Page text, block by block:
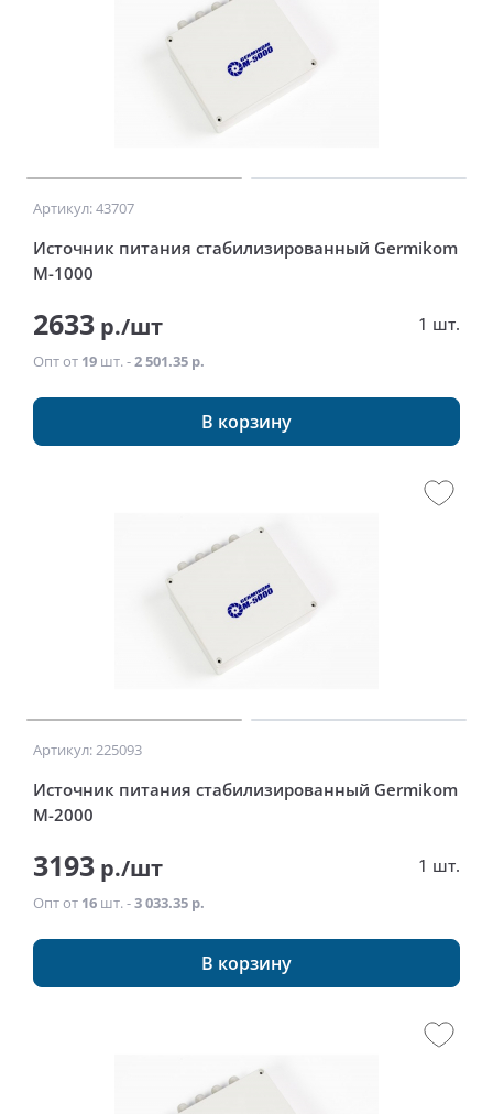
Артикул: 43707
Источник питания стабилизированный Germikom
M-1000
2633 р./шт 1 шт.
Опт от 19 шт. -2 501.35 р.
В корзину
Артикул: 225093
Источник питания стабилизированный Germikom
M-2000
3193 р./шт 1 шт.
Опт от 16 шт. -3 033.35 р.
В корзину